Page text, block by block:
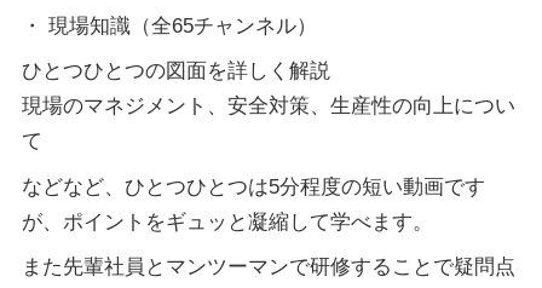
・ 現場知識（全65チャンネル）
ひとつひとつの図面を詳しく解説
現場のマネジメント、安全対策、生産性の向上につい
て
などなど、ひとつひとつは5分程度の短い動画です
が、ポイントをギュッと凝縮して学べます。
また先輩社員とマンツーマンで研修することで疑問点